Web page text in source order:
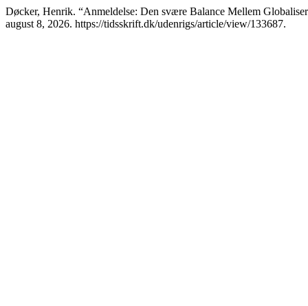
Døcker, Henrik. “Anmeldelse: Den svære Balance Mellem
august 8, 2026. https://tidsskrift.dk/udenrigs/article/view/133687.